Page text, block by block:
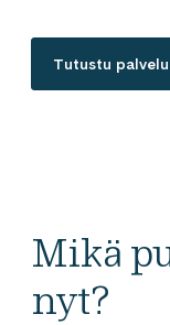
Tutustu
Mikä
nyt?